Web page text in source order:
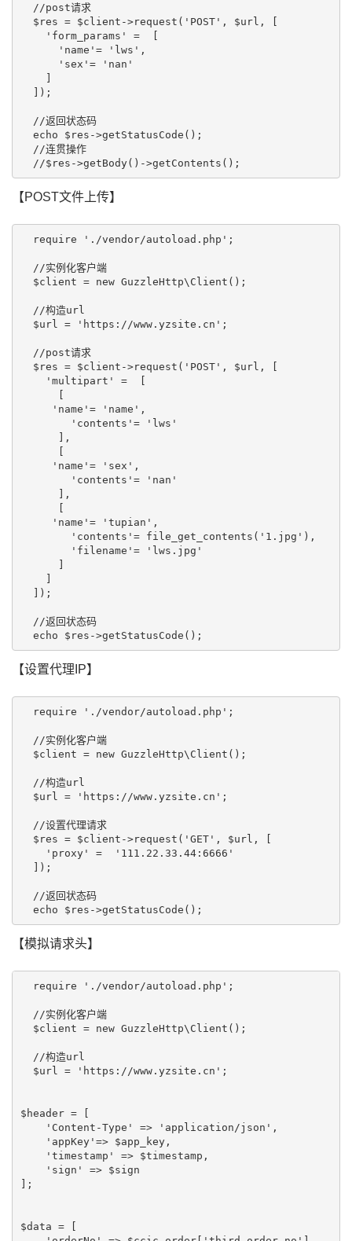
  //post请求
  $res = $client->request('POST', $url, [
    'form_params' =  [
      'name'= 'lws',
      'sex'= 'nan'
    ]
  ]);
  //返回状态码
  echo $res->getStatusCode();
  //连贯操作
【POST文件上传】
  require './vendor/autoload.php';
  //实例化客户端
  $client = new GuzzleHttp\Client();
  //构造url
  $url = 'https://www.yzsite.cn';
  //post请求
  $res = $client->request('POST', $url, [
    'multipart' =  [
      [
     'name'= 'name',
        'contents'= 'lws'
      ],
      [
     'name'= 'sex',
        'contents'= 'nan'
      ],
      [
     'name'= 'tupian',
        'contents'= file_get_contents('1.jpg'),
        'filename'= 'lws.jpg'
      ]
    ]
  ]);
  //返回状态码
【设置代理IP】
  require './vendor/autoload.php';
  //实例化客户端
  $client = new GuzzleHttp\Client();
  //构造url
  $url = 'https://www.yzsite.cn';
  //设置代理请求
  $res = $client->request('GET', $url, [
    'proxy' =  '111.22.33.44:6666'
  ]);
  //返回状态码
【模拟请求头】
  require './vendor/autoload.php';
  //实例化客户端
  $client = new GuzzleHttp\Client();
  //构造url
  $url = 'https://www.yzsite.cn';
$header = [
    'Content-Type' => 'application/json',
    'appKey'=> $app_key,
    'timestamp' => $timestamp,
    'sign' => $sign
];
$data = [